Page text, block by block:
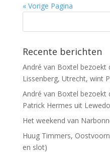
« Vorige Pagina
Recente berichten
André van Boxtel bezoekt
Lissenberg, Utrecht, wint
André van Boxtel bezoekt
Patrick Hermes uit
Het weekend van
Huug Timmers,
en slot)